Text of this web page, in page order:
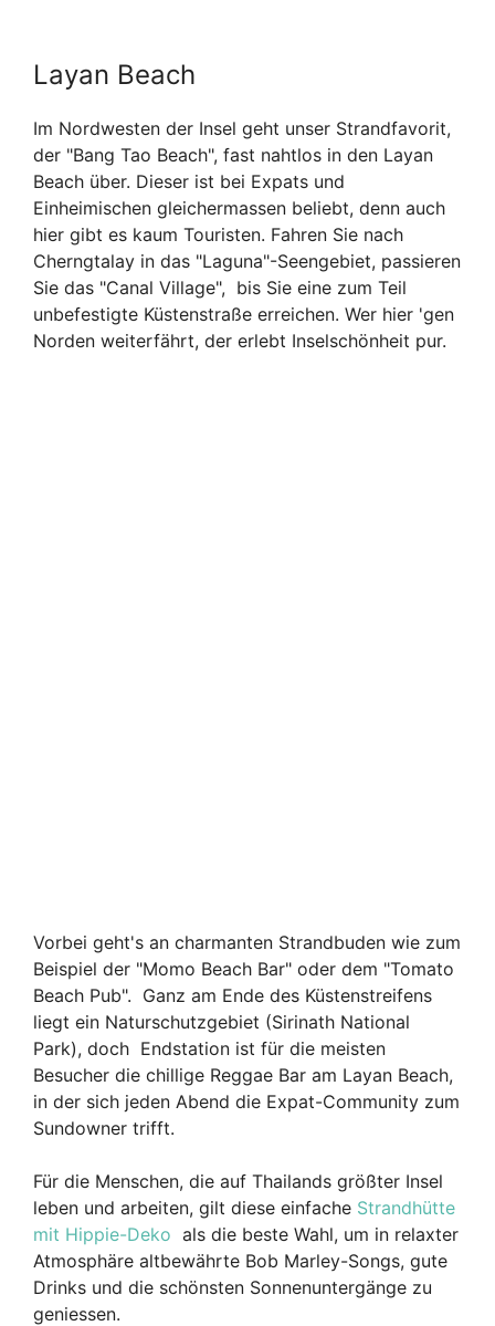
Layan Beach
Im Nordwesten der Insel geht unser Strandfavorit,
der "Bang Tao Beach", fast nahtlos in den Layan
Beach über. Dieser ist bei Expats und
Einheimischen gleichermassen beliebt, denn auch
hier gibt es kaum Touristen. Fahren Sie nach
Cherngtalay in das "Laguna"-Seengebiet, passieren
Sie das "Canal Village", bis Sie eine zum Teil
unbefestigte Küstenstraße erreichen. Wer hier 'gen
Norden weiterfährt, der erlebt Inselschönheit pur.
Vorbei geht's an charmanten Strandbuden wie zum
Beispiel der "Momo Beach Bar" oder dem "Tomato
Beach Pub". Ganz am Ende des Küstenstreifens
liegt ein Naturschutzgebiet (Sirinath National
Park), doch Endstation ist für die meisten
Besucher die chillige Reggae Bar am Layan Beach,
in der sich jeden Abend die Expat-Community zum
Sundowner trifft.
Für die Menschen, die auf Thailands größter Insel
leben und arbeiten, gilt diese einfache Strandhütte
mit Hippie-Deko als die beste Wahl, um in relaxter
Atmosphäre altbewährte Bob Marley-Songs, gute
Drinks und die schönsten Sonnenuntergänge zu
geniessen.